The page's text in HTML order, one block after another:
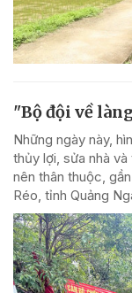
"Bộ đội về
Những ngày này,
thủy lợi, sửa nhà
nên thân thuộc,
Réo, tỉnh Quảng